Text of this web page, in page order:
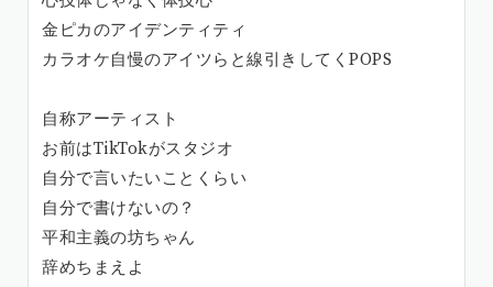
金ピカのアイデンティティ
カラオケ自慢のアイツらと線引きしてくPOPS
自称アーティスト
お前はTikTokがスタジオ
自分で言いたいことくらい
自分で書けないの？
平和主義の坊ちゃん
辞めちまえよ